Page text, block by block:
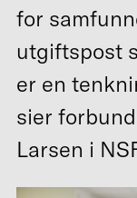
for
utgiftspost
er en
sier
Larsen i